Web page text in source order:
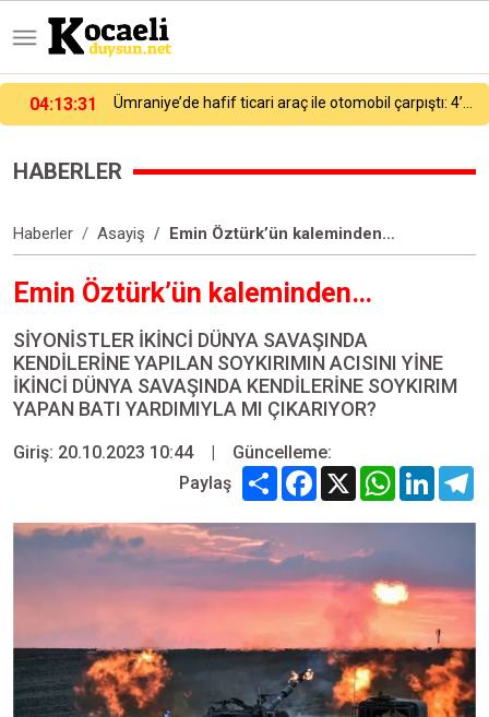
04:13:31
HABERLER
Haberler Asayiş Emin Öztürk’ün kaleminden…
Emin Öztürk’ün kaleminden…
SİYONİSTLER İKİNCİ DÜNYA SAVAŞINDA
KENDİLERİNE YAPILAN SOYKIRIMIN ACISINI YİNE
İKİNCİ DÜNYA SAVAŞINDA KENDİLERİNE SOYKIRIM
YAPAN BATI YARDIMIYLA MI ÇIKARIYOR?
Giriş: 20.10.2023 10:44 |
Güncelleme:
Paylaş
Share Facebook
X WhatsApp